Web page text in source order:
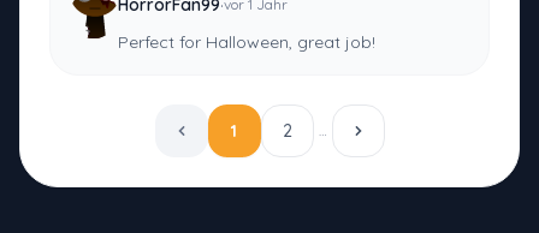
HorrorFan99·vor 1 Jahr
Perfect for Halloween, great job!
1 2 …